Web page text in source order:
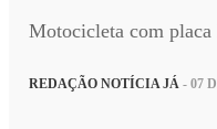
Motocicleta com placa
REDAÇÃO NOTÍCIA JÁ - 07